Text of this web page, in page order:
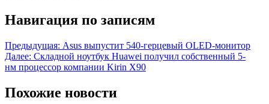
Навигация по записям
Предыдущая: Asus выпустит 540-герцевый OLED-монитор
Далее: Складной ноутбук Huawei получил собственный 5-
нм процессор компании Kirin X90
Похожие новости